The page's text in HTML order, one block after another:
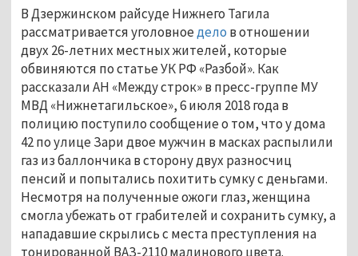
В Дзержинском райсуде Нижнего Тагила
рассматривается уголовноедело в отношении
двух 26-летних местных жителей, которые
обвиняются по статье УК РФ «Разбой». Как
рассказали АН «Между строк» в пресс-группе МУ
МВД «Нижнетагильское», 6 июля 2018 года в
полицию поступило сообщение о том, что у дома
42 по улице Зари двое мужчин в масках распылили
газ из баллончика в сторону двух разносчиц
пенсий и попытались похитить сумку с деньгами.
Несмотря на полученные ожоги глаз, женщина
смогла убежать от грабителей и сохранить сумку, а
нападавшие скрылись с места преступления на
тонированной ВАЗ-2110 малинового цвета.